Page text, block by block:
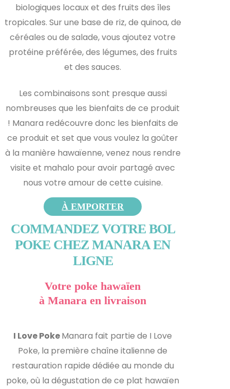
biologiques locaux et des fruits des îles
tropicales. Sur une base de riz, de quinoa, de
céréales ou de salade, vous ajoutez votre
protéine préférée, des légumes, des fruits
et des sauces.
Les combinaisons sont presque aussi
nombreuses que les bienfaits de ce produit
! Manara redécouvre donc les bienfaits de
ce produit et set que vous voulez la goûter
à la manière hawaïenne, venez nous rendre
visite et mahalo pour avoir partagé avec
nous votre amour de cette cuisine.
À EMPORTER
COMMANDEZ VOTRE BOL
POKE CHEZ MANARA EN
LIGNE
Votre poke hawaïen
à Manara en livraison
I Love PokeManara fait partie de I Love
Poke, la première chaîne italienne de
restauration rapide dédiée au monde du
poke, où la dégustation de ce plat hawaïen